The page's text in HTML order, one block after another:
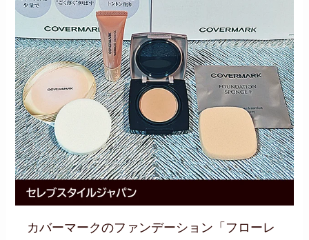
カバーマークのファンデーション「フローレ